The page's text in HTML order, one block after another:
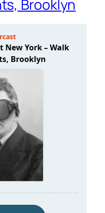
Brooklyn